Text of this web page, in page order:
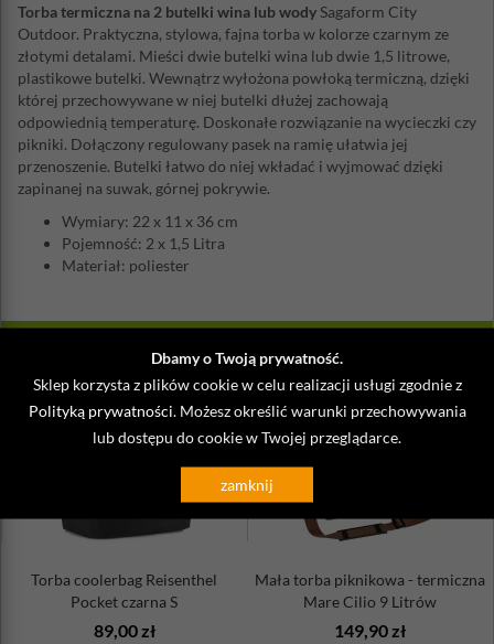
Dbamy o Twoją prywatność.
Sklep korzysta z plików cookie w celu realizacji usługi zgodnie z
Polityką prywatności. Możesz określić warunki przechowywania
lub dostępu do cookie w Twojej przeglądarce.
zamknij
Torba termiczna na 2 butelki wina lub wody Sagaform City
Outdoor. Praktyczna, stylowa, fajna torba w kolorze czarnym ze
złotymi detalami. Mieści dwie butelki wina lub dwie 1,5 litrowe,
plastikowe butelki. Wewnątrz wyłożona powłoką termiczną, dzięki
której przechowywane w niej butelki dłużej zachowają
odpowiednią temperaturę. Doskonałe rozwiązanie na wycieczki czy
pikniki. Dołączony regulowany pasek na ramię ułatwia jej
przenoszenie. Butelki łatwo do niej wkładać i wyjmować dzięki
zapinanej na suwak, górnej pokrywie.
Wymiary: 22 x 11 x 36 cm
Pojemność: 2 x 1,5 Litra
Materiał: poliester
ZOBACZ TAKŻE
Torba coolerbag Reisenthel
Pocket czarna S
89,00 zł
Mała torba piknikowa - termiczna
Mare Cilio 9 Litrów
149,90 zł